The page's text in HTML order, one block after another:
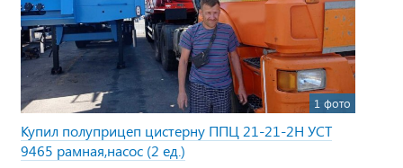
1 фото
Купил полуприцеп цистерну ППЦ 21-21-2Н УСТ
9465 рамная,насос (2 ед.)